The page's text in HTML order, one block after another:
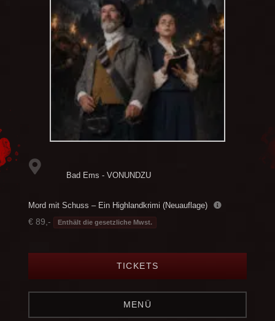
Bad Ems - VONUNDZU
Mord mit Schuss – Ein Highlandkrimi (Neuauflage)
€ 89,- Enthält die gesetzliche Mwst.
TICKETS
MENÜ